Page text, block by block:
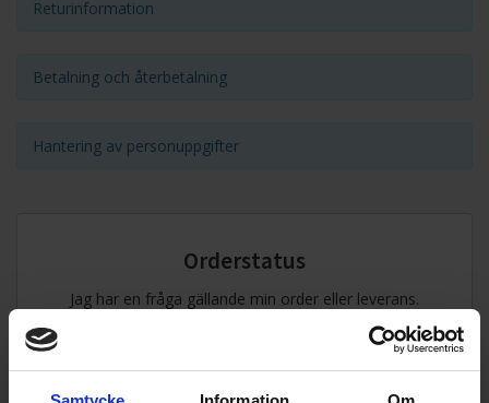
Returinformation
Betalning och återbetalning
Hantering av personuppgifter
Orderstatus
Jag har en fråga gällande min order eller leverans.